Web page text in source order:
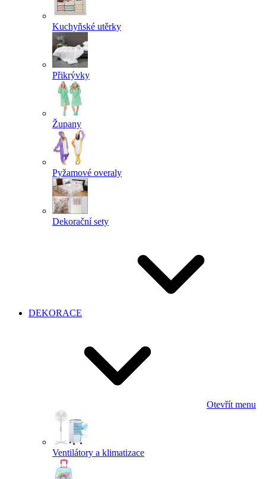
Kuchyňské utěrky
Přikrývky
Župany
Pyžamové overaly
Dekorační sety
DEKORACE
Otevřít menu
Ventilátory a klimatizace